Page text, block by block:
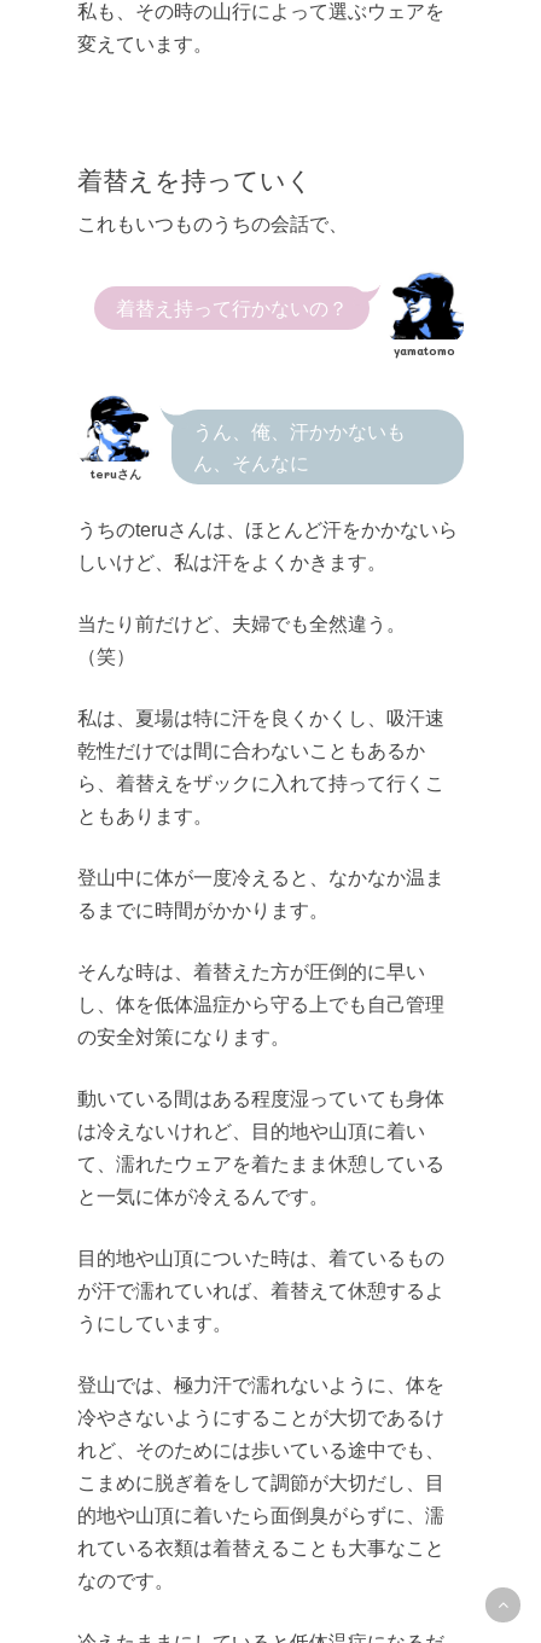
私も、その時の山行によって選ぶウェアを
変えています。
着替えを持っていく
これもいつものうちの会話で、
着替え持って行かないの？
yamatomo
teruさん
うん、俺、汗かかないも
ん、そんなに
うちのteruさんは、ほとんど汗をかかないら
しいけど、私は汗をよくかきます。
当たり前だけど、夫婦でも全然違う。
（笑）
私は、夏場は特に汗を良くかくし、吸汗速
乾性だけでは間に合わないこともあるか
ら、着替えをザックに入れて持って行くこ
ともあります。
登山中に体が一度冷えると、なかなか温ま
るまでに時間がかかります。
そんな時は、着替えた方が圧倒的に早い
し、体を低体温症から守る上でも自己管理
の安全対策になります。
動いている間はある程度湿っていても身体
は冷えないけれど、目的地や山頂に着い
て、濡れたウェアを着たまま休憩している
と一気に体が冷えるんです。
目的地や山頂についた時は、着ているもの
が汗で濡れていれば、着替えて休憩するよ
うにしています。
登山では、極力汗で濡れないように、体を
冷やさないようにすることが大切であるけ
れど、そのためには歩いている途中でも、
こまめに脱ぎ着をして調節が大切だし、目
的地や山頂に着いたら面倒臭がらずに、濡
れている衣類は着替えることも大事なこと
なのです。